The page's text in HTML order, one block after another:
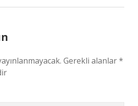
Gerekli alanlar*